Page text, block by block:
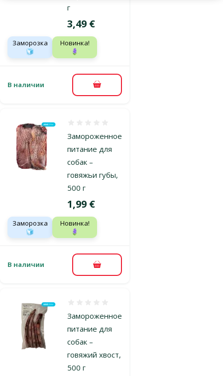
г
Цена
3,49 €
Заморозка
🧊
Новинка!
🪻
В наличии В корзину
Замороженное
питание для
собак –
говяжьи губы,
500 г
Цена
1,99 €
Заморозка
🧊
Новинка!
🪻
В наличии В корзину
Замороженное
питание для
собак –
говяжий хвост,
500 г